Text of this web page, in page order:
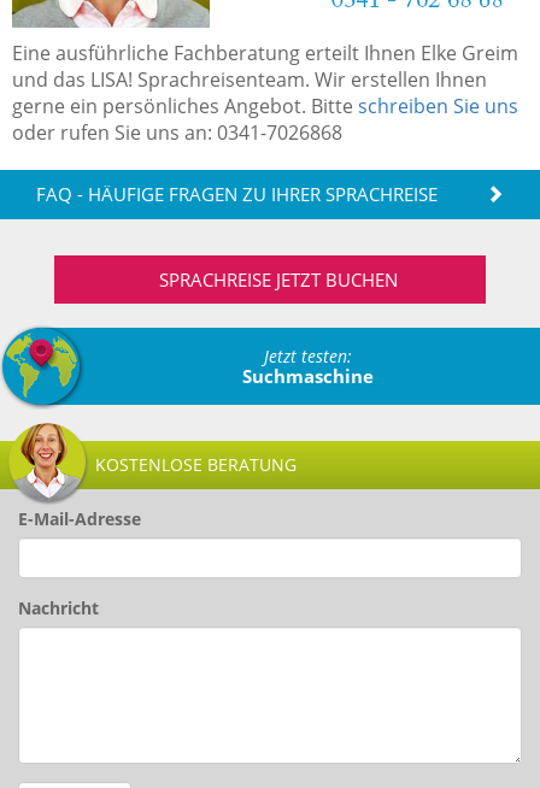
Eine ausführliche Fachberatung erteilt Ihnen Elke Greim
und das LISA! Sprachreisenteam. Wir erstellen Ihnen
gerne ein persönliches Angebot. Bitte schreiben Sie uns
oder rufen Sie uns an: 0341-7026868
FAQ - HÄUFIGE FRAGEN ZU IHRER SPRACHREISE
SPRACHREISE JETZT BUCHEN
Jetzt testen:
Suchmaschine
KOSTENLOSE BERATUNG
E-Mail-Adresse
Nachricht